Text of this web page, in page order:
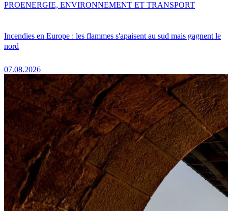
Incendies en Europe : les flammes s'apaisent au sud mais gagnent le
nord
07.08.2026
PROENERGIE, ENVIRONNEMENT ET TRANSPORT